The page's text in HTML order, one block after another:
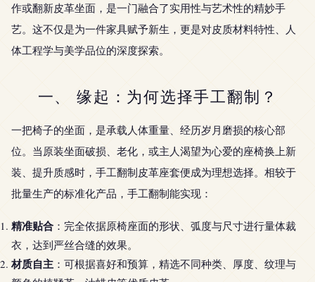
作或翻新皮革坐面，是一门融合了实用性与艺术性的精妙手
艺。这不仅是为一件家具赋予新生，更是对皮质材料特性、人
体工程学与美学品位的深度探索。
一、 缘起：为何选择手工翻制？
一把椅子的坐面，是承载人体重量、经历岁月磨损的核心部
位。当原装坐面破损、老化，或主人渴望为心爱的座椅换上新
装、提升质感时，手工翻制皮革座套便成为理想选择。相较于
批量生产的标准化产品，手工翻制能实现：
精准贴合 ：完全依据原椅座面的形状、弧度与尺寸进行量体裁
衣，达到严丝合缝的效果。
材质自主 ：可根据喜好和预算，精选不同种类、厚度、纹理与